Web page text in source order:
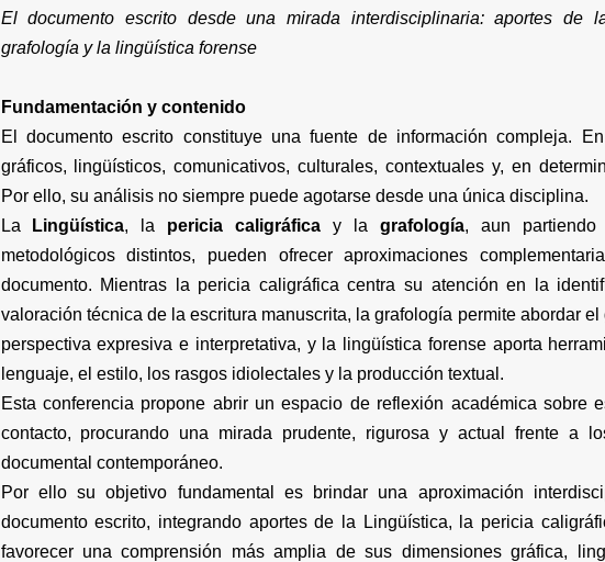
El documento escrito desde una mirada interdisciplinaria: aportes de
grafología y la lingüística forense
Fundamentación y contenido
El documento escrito constituye una fuente de información compleja.
gráficos, lingüísticos, comunicativos, culturales, contextuales y, en
Por ello, su análisis no siempre puede agotarse desde una única disciplina.
La
Lingüística, la pericia caligráfica y lagrafología, aun
metodológicos distintos, pueden ofrecer aproximaciones
documento. Mientras la pericia caligráfica centra su atención en la
valoración técnica de la escritura manuscrita, la grafología permite abordar
perspectiva expresiva e interpretativa, y la lingüística forense aporta
lenguaje, el estilo, los rasgos idiolectales y la producción textual.
Esta conferencia propone abrir un espacio de reflexión académica sobre
contacto, procurando una mirada prudente, rigurosa y actual frente a
documental contemporáneo.
Por ello su objetivo fundamental es brindar una aproximación
documento escrito, integrando aportes de la Lingüística, la pericia
favorecer una comprensión más amplia de sus dimensiones gráfica,